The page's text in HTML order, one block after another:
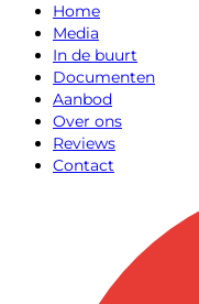
Home
Media
In de buurt
Documenten
Aanbod
Over ons
Reviews
Contact